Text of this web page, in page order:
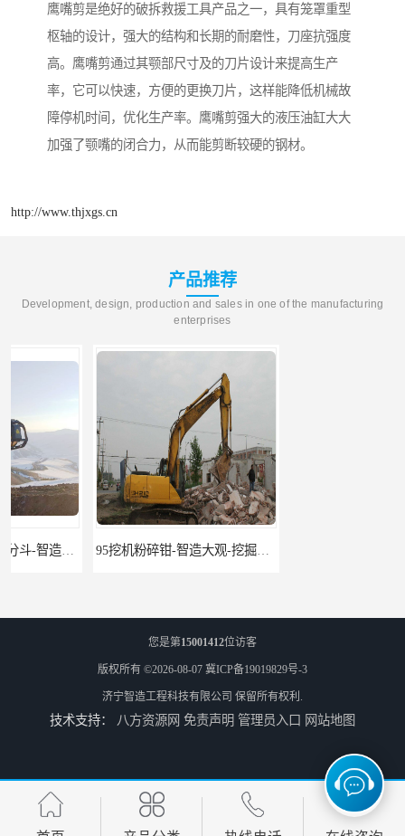
鹰嘴剪是绝好的破拆救援工具产品之一，具有笼罩重型
枢轴的设计，强大的结构和长期的耐磨性，刀座抗强度
高。鹰嘴剪通过其颚部尺寸及的刀片设计来提高生产
率，它可以快速，方便的更换刀片，这样能降低机械故
障停机时间，优化生产率。鹰嘴剪强大的液压油缸大大
加强了颚嘴的闭合力，从而能剪断较硬的钢材。
http://www.thjxgs.cn
产品推荐
Development, design, production and sales in one of the manufacturing
enterprises
95挖机粉碎钳-智造大观-挖掘机钢筋分离钳
园林割草机 135挖掘机割草机 智造大观 市政除草机 306挖掘机割草机 智造大观
您是第15001412位访客
版权所有 ©2026-08-07 冀ICP备19019829号-3
济宁智造工程科技有限公司 保留所有权利.
技术支持： 八方资源网 免责声明 管理员入口 网站地图